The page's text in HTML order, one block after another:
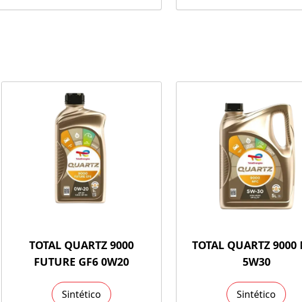
TOTAL QUARTZ 9000
FUTURE GF6 0W20
Sintético
TOTAL QUARTZ 9000
5W30
Sintético